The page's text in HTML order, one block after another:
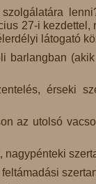
27-i
látogató
barlangban
érseki
az utolsó
nagypénteki